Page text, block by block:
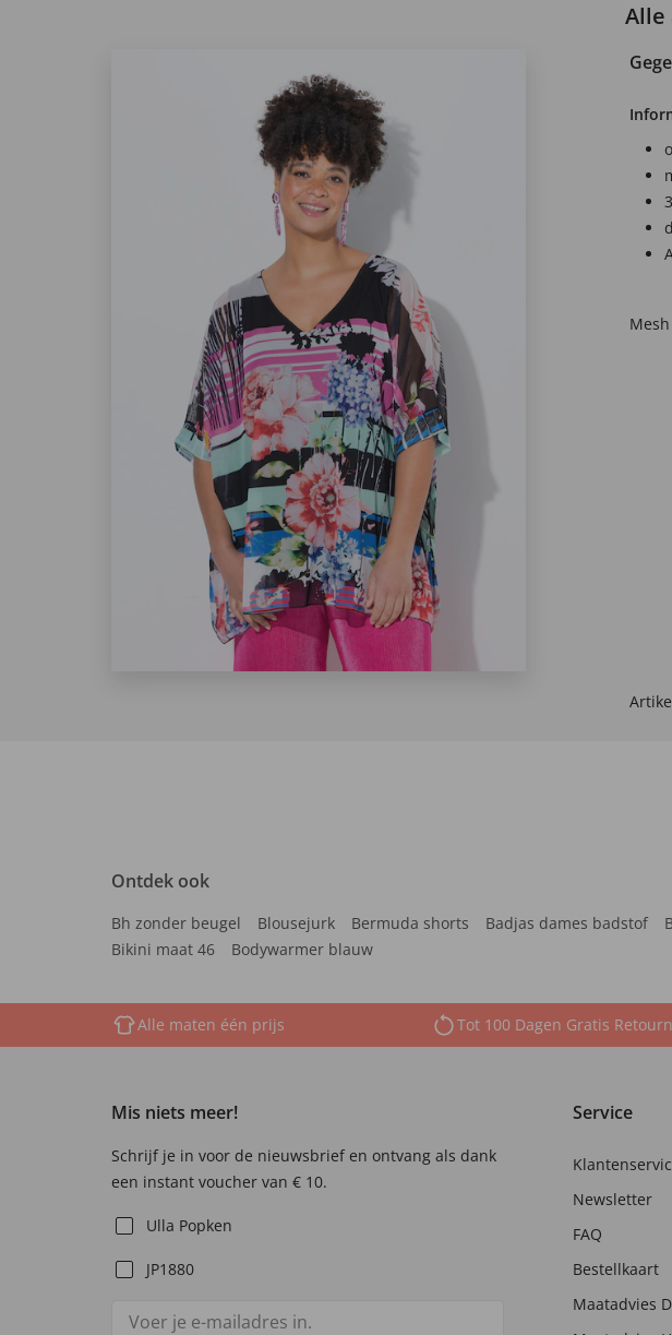
Alle
Ontdek ook
Bh zonder beugel Blousejurk Bermuda shorts Badjas dames badstof
Bikini maat 46
Bodywarmer blauw
Alle maten één prijs Tot 100 Dagen Gratis
Mis niets meer!
Schrijf je in voor de nieuwsbrief en ontvang als dank
een instant voucher van € 10.
Ulla Popken
JP1880
Service
Newsletter
FAQ
Bestellkaart
Maatadvies